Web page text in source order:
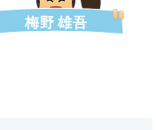
梅野 雄吾